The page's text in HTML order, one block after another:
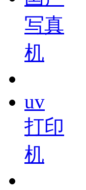
写真
机
uv
打印
机